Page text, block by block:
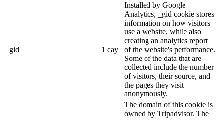
_gid 1 day
Installed by Google
Analytics, _gid cookie stores
information on how visitors
use a website, while also
creating an analytics report
of the website's performance.
Some of the data that are
collected include the number
of visitors, their source, and
the pages they visit
anonymously.
The domain of this cookie is
owned by Tripadvisor. The